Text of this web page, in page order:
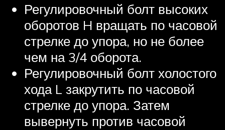
Регулировочный болт высоких
оборотов H вращать по часовой
стрелке до упора, но не более
чем на 3/4 оборота.
Регулировочный болт холостого
хода L закрутить по часовой
стрелке до упора. Затем
вывернуть против часовой